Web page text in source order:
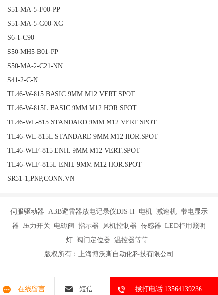
S51-MA-5-F00-PP
S51-MA-5-G00-XG
S6-1-C90
S50-MH5-B01-PP
S50-MA-2-C21-NN
S41-2-C-N
TL46-W-815 BASIC 9MM M12 VERT.SPOT
TL46-W-815L BASIC 9MM M12 HOR.SPOT
TL46-WL-815 STANDARD 9MM M12 VERT.SPOT
TL46-WL-815L STANDARD 9MM M12 HOR.SPOT
TL46-WLF-815 ENH. 9MM M12 VERT.SPOT
TL46-WLF-815L ENH. 9MM M12 HOR.SPOT
SR31-1,PNP,CONN.VN
伺服驱动器 ABB避雷器放电记录仪DJS-II 电机 减速机 带电显示
器 压力开关 电磁阀 指示器 风机控制器 传感器 LED柜用照明
灯 阀门定位器 温控器等等
版权所有：上海博沃斯自动化科技有限公司
在线留言 短信 拔打电话 13564139236